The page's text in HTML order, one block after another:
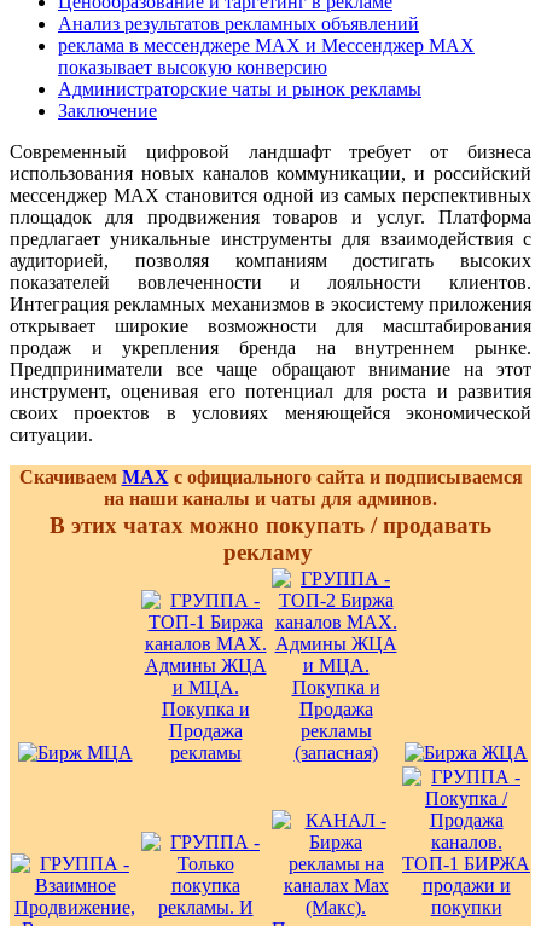
Анализ результатов рекламных объявлений
реклама в мессенджере MAX и Мессенджер MAX
показывает высокую конверсию
Администраторские чаты и рынок рекламы
Заключение
Современный цифровой ландшафт требует от бизнеса
использования новых каналов коммуникации, и российский
мессенджер MAX становится одной из самых перспективных
площадок для продвижения товаров и услуг. Платформа
предлагает уникальные инструменты для взаимодействия с
аудиторией, позволяя компаниям достигать высоких
показателей вовлеченности и лояльности клиентов.
Интеграция рекламных механизмов в экосистему приложения
открывает широкие возможности для масштабирования
продаж и укрепления бренда на внутреннем рынке.
Предприниматели все чаще обращают внимание на этот
инструмент, оценивая его потенциал для роста и развития
своих проектов в условиях меняющейся экономической
ситуации.
Скачиваем MAX с официального сайта и подписываемся
на наши каналы и чаты для админов.
В этих чатах можно покупать / продавать
рекламу